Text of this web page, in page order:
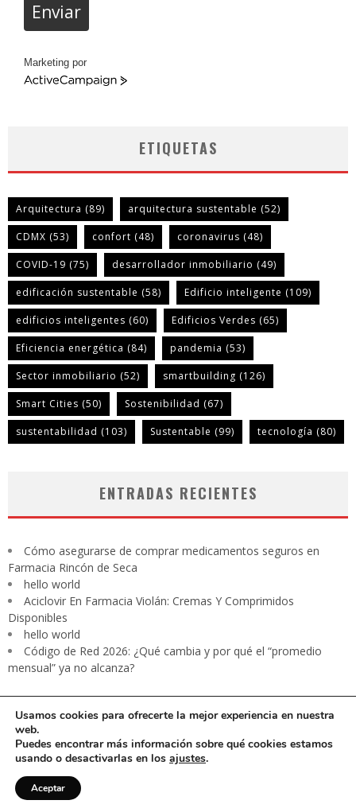
Enviar
Marketing por
ActiveCampaign
ETIQUETAS
Arquitectura (89) arquitectura sustentable (52)
CDMX (53) confort (48) coronavirus (48)
COVID-19 (75) desarrollador inmobiliario (49)
edificación sustentable (58) Edificio inteligente (109)
edificios inteligentes (60) Edificios Verdes (65)
Eficiencia energética (84) pandemia (53)
Sector inmobiliario (52) smartbuilding (126)
Smart Cities (50) Sostenibilidad (67)
sustentabilidad (103) Sustentable (99) tecnología (80)
ENTRADAS RECIENTES
Cómo asegurarse de comprar medicamentos seguros en
Farmacia Rincón de Seca
hello world
Aciclovir En Farmacia Violán: Cremas Y Comprimidos
Disponibles
hello world
Código de Red 2026: ¿Qué cambia y por qué el “promedio
mensual” ya no alcanza?
CARTA PRESIDENTE
Usamos cookies para ofrecerte la mejor experiencia en nuestra
web.
Puedes encontrar más información sobre qué cookies estamos
usando o desactivarlas en los ajustes.
Aceptar